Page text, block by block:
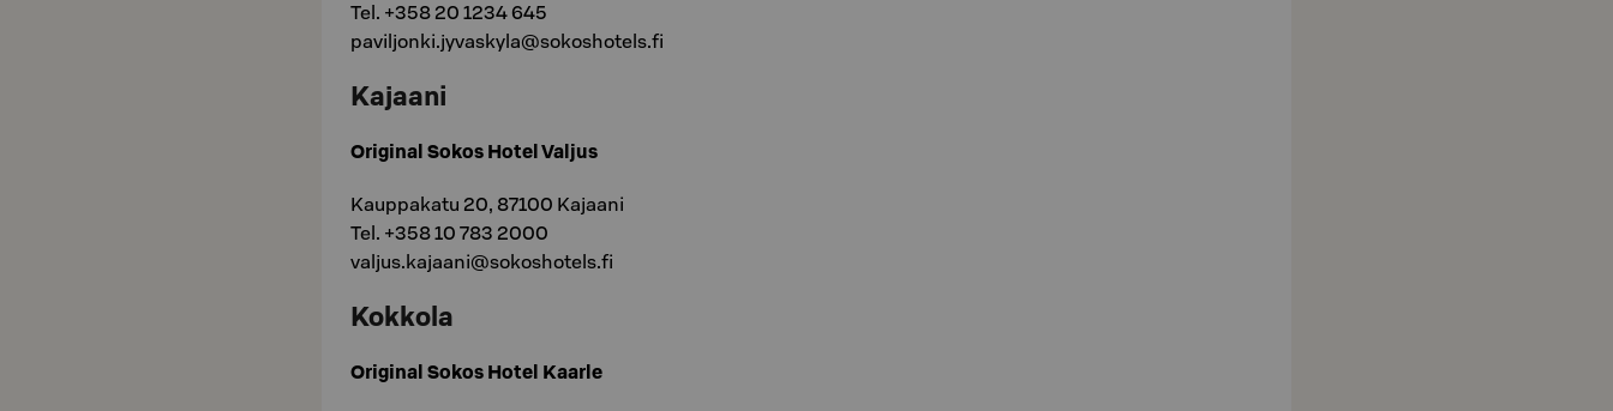
Tel. +358 20 1234 645
paviljonki.jyvaskyla@sokoshotels.fi
Kajaani
Original Sokos Hotel Valjus
Kauppakatu 20, 87100 Kajaani
Tel. +358 10 783 2000
valjus.kajaani@sokoshotels.fi
Kokkola
Original Sokos Hotel Kaarle